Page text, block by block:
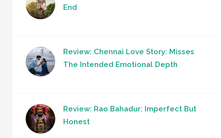
End
Review: Chennai Love Story: Misses
The Intended Emotional Depth
Review: Rao Bahadur: Imperfect But
Honest